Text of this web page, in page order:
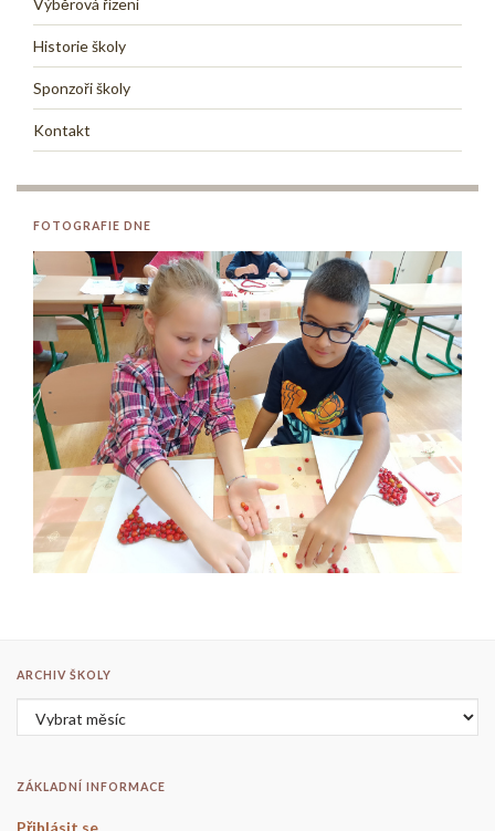
Historie školy
Sponzoři školy
Kontakt
FOTOGRAFIE DNE
ARCHIV ŠKOLY
Archiv školy
ZÁKLADNÍ INFORMACE
Přihlásit se